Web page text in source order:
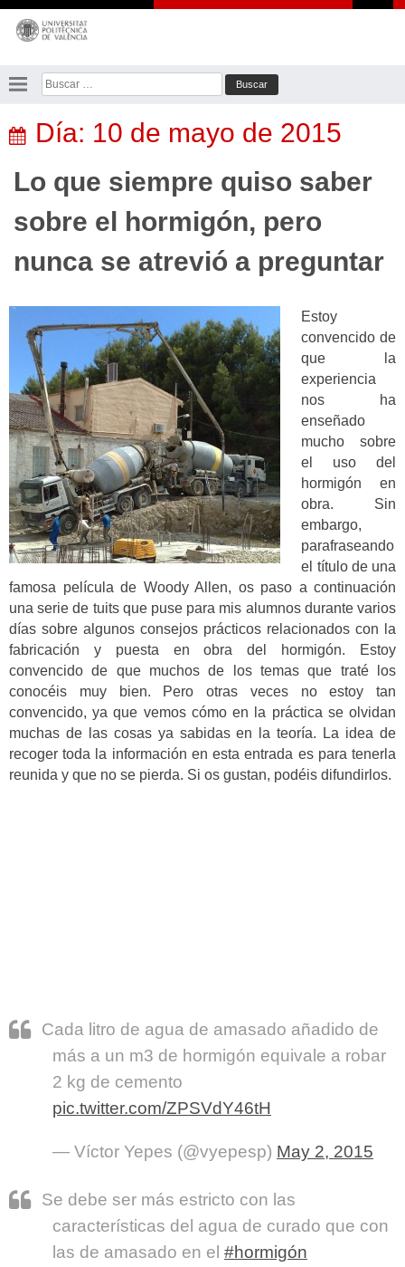
Saltar
contenido
Buscar:
Día: 10 de mayo de 2015
Lo que siempre quiso saber
sobre el hormigón, pero
nunca se atrevió a preguntar
Estoy
convencido de
que la
experiencia
nos ha
enseñado
mucho sobre
el uso del
hormigón en
obra. Sin
embargo,
parafraseando
el título de una
famosa película de Woody Allen, os paso a continuación
una serie de tuits que puse para mis alumnos durante varios
días sobre algunos consejos prácticos relacionados con la
fabricación y puesta en obra del hormigón. Estoy
convencido de que muchos de los temas que traté los
conocéis muy bien. Pero otras veces no estoy tan
convencido, ya que vemos cómo en la práctica se olvidan
muchas de las cosas ya sabidas en la teoría. La idea de
recoger toda la información en esta entrada es para tenerla
reunida y que no se pierda. Si os gustan, podéis difundirlos.
Cada litro de agua de amasado añadido de
más a un m3 de hormigón equivale a robar
2 kg de cemento
pic.twitter.com/ZPSVdY46tH
— Víctor Yepes (@vyepesp) May 2, 2015
Se debe ser más estricto con las
características del agua de curado que con
las de amasado en el #hormigón